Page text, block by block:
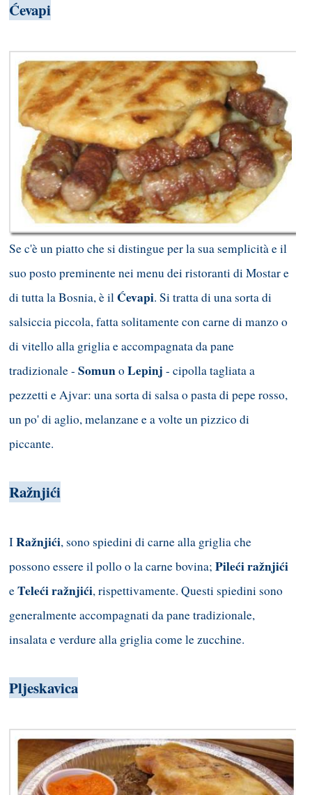
Ćevapi
Se c'è un piatto che si distingue per la sua semplicità e il
suo posto preminente nei menu dei ristoranti di Mostar e
di tutta la Bosnia, è il Ćevapi. Si tratta di una sorta di
salsiccia piccola, fatta solitamente con carne di manzo o
di vitello alla griglia e accompagnata da pane
tradizionale - SomunoLepinj - cipolla tagliata a
pezzetti e Ajvar: una sorta di salsa o pasta di pepe rosso,
un po' di aglio, melanzane e a volte un pizzico di
piccante.
Ražnjići
IRažnjići, sono spiedini di carne alla griglia che
possono essere il pollo o la carne bovina; Pileći ražnjići
eTeleći ražnjići, rispettivamente. Questi spiedini sono
generalmente accompagnati da pane tradizionale,
insalata e verdure alla griglia come le zucchine.
Pljeskavica